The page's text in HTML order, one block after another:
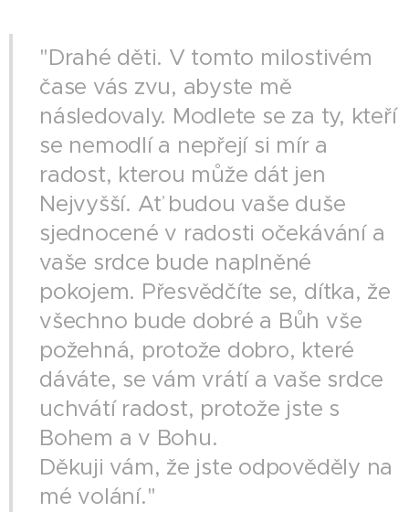
"Drahé děti. V tomto milostivém
čase vás zvu, abyste mě
následovaly. Modlete se za ty, kteří
se nemodlí a nepřejí si mír a
radost, kterou může dát jen
Nejvyšší. Ať budou vaše duše
sjednocené v radosti očekávání a
vaše srdce bude naplněné
pokojem. Přesvědčíte se, dítka, že
všechno bude dobré a Bůh vše
požehná, protože dobro, které
dáváte, se vám vrátí a vaše srdce
uchvátí radost, protože jste s
Bohem a v Bohu.
Děkuji vám, že jste odpověděly na
mé volání."